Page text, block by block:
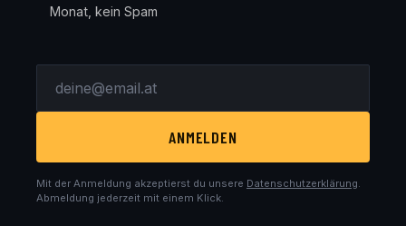
Monat, kein Spam
ANMELDEN
Mit der Anmeldung akzeptierst du unsere Datenschutzerklärung.
Abmeldung jederzeit mit einem Klick.